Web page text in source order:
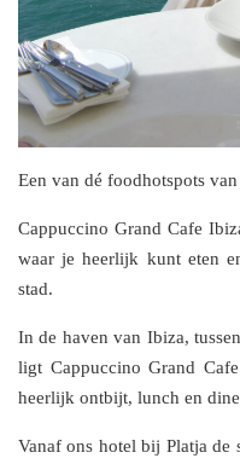
Een van dé foodhotspots
Cappuccino Grand Cafe
waar je heerlijk kunt eten
stad.
In de haven van Ibiza,
ligt Cappuccino Grand
heerlijk ontbijt, lunch en
Vanaf ons hotel bij Platja de